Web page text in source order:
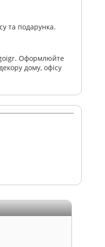
та подарунка.
Оформлюйте
дому, офісу